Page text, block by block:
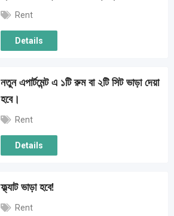
Rent
Details
নতুন এপার্টমেন্ট এ ১টি রুম বা ২টি সিট ভাড়া দেয়া
হবে।
Rent
Details
ফ্ল্যাট ভাড়া হবে!
Rent